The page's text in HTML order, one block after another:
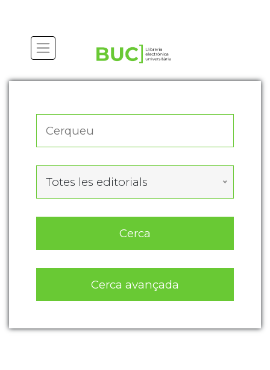
Totes les editorials
Cerca
Cerca avançada